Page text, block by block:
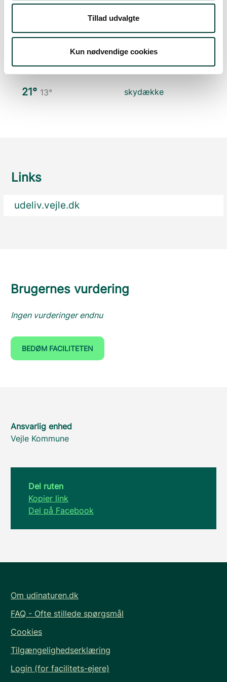
Tillad udvalgte
Kun nødvendige cookies
26°11° få skyer
Man. 10.Aug
21° 13° skydække
Links
udeliv.vejle.dk
Brugernes vurdering
Ingen vurderinger endnu
BEDØM FACILITETEN
Ansvarlig enhed
Vejle Kommune
Del ruten
Kopier link
Del på Facebook
Om udinaturen.dk
FAQ - Ofte stillede spørgsmål
Cookies
Tilgængelighedserklæring
Login (for facilitets-ejere)